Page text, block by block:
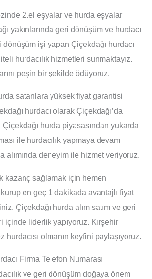
2.el eşyalar ve hurda eşyalar
yakınlarında geri dönüşüm ve hurdacı
işi yapan Çiçekdağı hurdacı
hurdacılık hizmetleri sunmaktayız.
peşin bir şekilde ödüyoruz.
satanlara yüksek fiyat garantisi
hurdacı olarak Çiçekdağı’da
hurda piyasasından yukarda
ile hurdacılık yapmaya devam
alımında deneyim ile hizmet veriyoruz.
kazanç sağlamak için hemen
en geç 1 dakikada avantajlı fiyat
Çiçekdağı hurda alım satım ve geri
içinde liderlik yapıyoruz. Kırşehir
hurdacısı olmanın keyfini paylaşıyoruz.
Firma Telefon Numarası
ve geri dönüşüm doğaya önem